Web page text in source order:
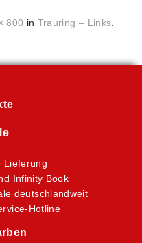
800 in Trauring – Links.
Lieferung
Infinity Book
deutschlandweit
Hotline